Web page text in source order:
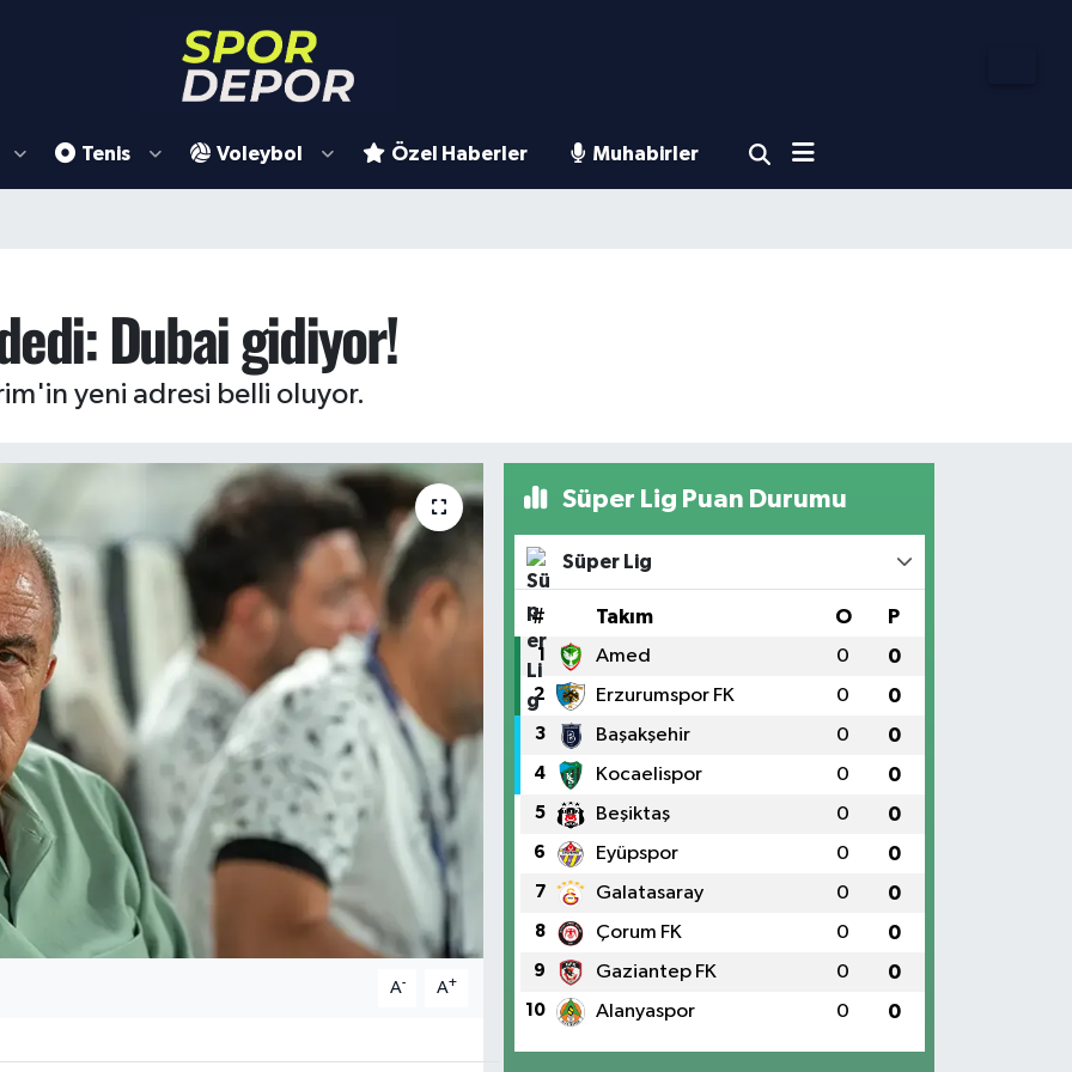
Tenis Voleybol Özel Haberler Muhabirler
Dubai gidiyor!
yeni adresi belli oluyor.
A- A+
Süper Lig Puan Durumu
Süper Lig
# Takım O P
1 Amed 0 0
2 Erzurumspor FK 0 0
3 Başakşehir 0 0
4 Kocaelispor 0 0
5 Beşiktaş 0 0
6 Eyüpspor 0 0
7 Galatasaray 0 0
8 Çorum FK 0 0
9 Gaziantep FK 0 0
10 Alanyaspor 0 0